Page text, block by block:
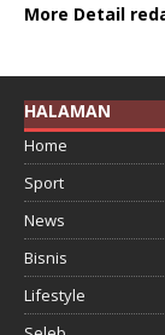
More Detail
HALAMAN
Home
Sport
News
Bisnis
Lifestyle